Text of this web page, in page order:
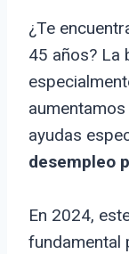
¿Te
45 años? La
ayudas
desempleo
En 2024,
fundamental